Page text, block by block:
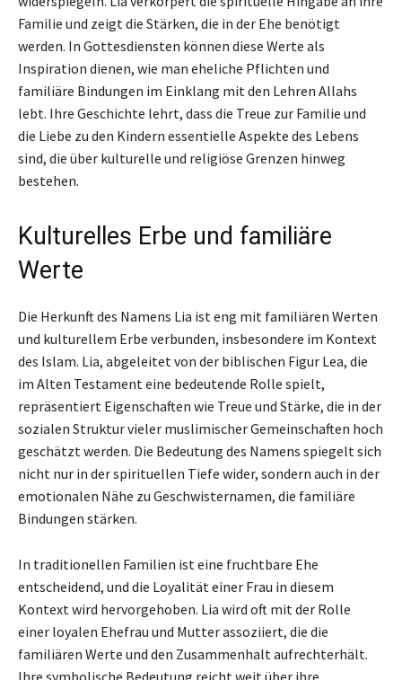
Familie und zeigt die Stärken, die in der Ehe benötigt
werden. In Gottesdiensten können diese Werte als
Inspiration dienen, wie man eheliche Pflichten und
familiäre Bindungen im Einklang mit den Lehren Allahs
lebt. Ihre Geschichte lehrt, dass die Treue zur Familie und
die Liebe zu den Kindern essentielle Aspekte des Lebens
sind, die über kulturelle und religiöse Grenzen hinweg
bestehen.
Kulturelles Erbe und familiäre
Werte
Die Herkunft des Namens Lia ist eng mit familiären Werten
und kulturellem Erbe verbunden, insbesondere im Kontext
des Islam. Lia, abgeleitet von der biblischen Figur Lea, die
im Alten Testament eine bedeutende Rolle spielt,
repräsentiert Eigenschaften wie Treue und Stärke, die in der
sozialen Struktur vieler muslimischer Gemeinschaften hoch
geschätzt werden. Die Bedeutung des Namens spiegelt sich
nicht nur in der spirituellen Tiefe wider, sondern auch in der
emotionalen Nähe zu Geschwisternamen, die familiäre
Bindungen stärken.
In traditionellen Familien ist eine fruchtbare Ehe
entscheidend, und die Loyalität einer Frau in diesem
Kontext wird hervorgehoben. Lia wird oft mit der Rolle
einer loyalen Ehefrau und Mutter assoziiert, die die
familiären Werte und den Zusammenhalt aufrechterhält.
Ihre symbolische Bedeutung reicht weit über ihre